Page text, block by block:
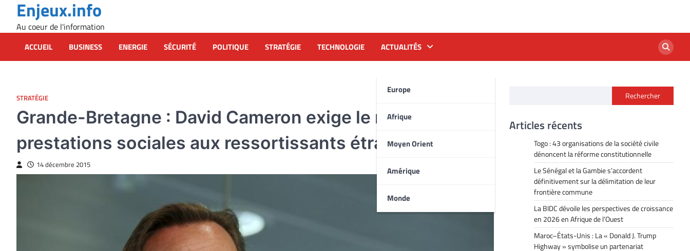
content
Enjeux.info
Au coeur de l'information
ACCUEIL BUSINESS ENERGIE SÉCURITÉ POLITIQUE STRATÉGIE TECHNOLOGIE ACTUALITÉS
Europe
Afrique
Moyen Orient
Amérique
Monde
STRATÉGIE
Grande-Bretagne : David Cameron exige le maintien des
prestations sociales aux ressortissants étrangers
14 décembre 2015
Rechercher
Articles récents
Togo : 43 organisations de la société civile
dénoncent la réforme constitutionnelle
Le Sénégal et la Gambie s’accordent
définitivement sur la délimitation de leur
frontière commune
La BIDC dévoile les perspectives de croissance
en 2026 en Afrique de l’Ouest
Maroc–États-Unis : La « Donald J. Trump
Highway » symbolise un partenariat